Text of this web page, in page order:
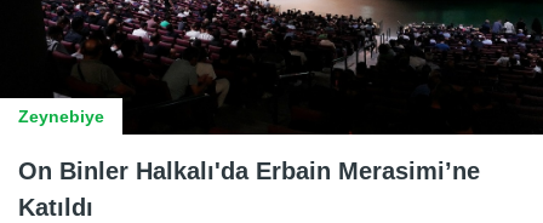
Zeynebiye
On Binler Halkalı'da Erbain Merasimi’ne
Katıldı